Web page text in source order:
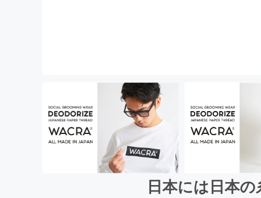
日本には日本